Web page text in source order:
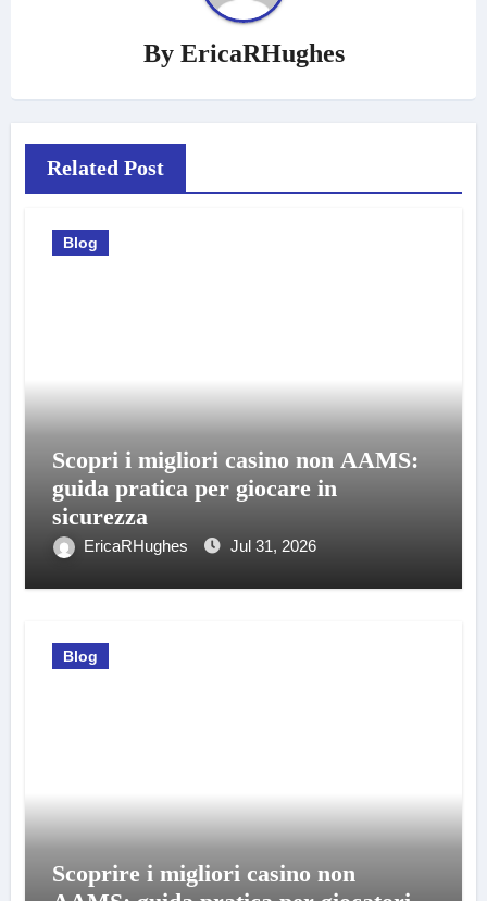
By EricaRHughes
Related Post
Blog
Scopri i migliori casino non AAMS:
guida pratica per giocare in
sicurezza
EricaRHughes Jul 31, 2026
Blog
Scoprire i migliori casino non